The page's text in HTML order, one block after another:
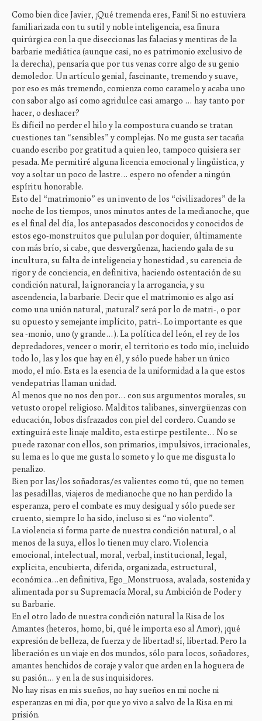
Como bien dice Javier, ¡Qué tremenda eres, Fani! Si no estuviera
familiarizada con tu sutil y noble inteligencia, esa finura
quirúrgica con la que diseccionas las falacias y mentiras de la
barbarie mediática (aunque casi, no es patrimonio exclusivo de
la derecha), pensaría que por tus venas corre algo de su genio
demoledor. Un artículo genial, fascinante, tremendo y suave,
por eso es más tremendo, comienza como caramelo y acaba uno
con sabor algo así como agridulce casi amargo … hay tanto por
hacer, o deshacer?
Es difícil no perder el hilo y la compostura cuando se tratan
cuestiones tan “sensibles” y complejas. No me gusta ser tacaña
cuando escribo por gratitud a quien leo, tampoco quisiera ser
pesada. Me permitiré alguna licencia emocional y lingüistica, y
voy a soltar un poco de lastre… espero no ofender a ningún
espíritu honorable.
Esto del “matrimonio” es un invento de los “civilizadores” de la
noche de los tiempos, unos minutos antes de la medianoche, que
es el final del día, los antepasados desconocidos y conocidos de
estos ego-monstruitos que pululan por doquier, últimamente
con más brío, si cabe, que desvergüenza, haciendo gala de su
incultura, su falta de inteligencia y honestidad , su carencia de
rigor y de conciencia, en definitiva, haciendo ostentación de su
condición natural, la ignorancia y la arrogancia, y su
ascendencia, la barbarie. Decir que el matrimonio es algo así
como una unión natural, ¡natural? será por lo de matri-, o por
su opuesto y semejante implícito, patri-. Lo importante es que
sea -monio, uno (y grande…). La política del león, el rey de los
depredadores, vencer o morir, el territorio es todo mío, incluido
todo lo, las y los que hay en él, y sólo puede haber un único
modo, el mío. Esta es la esencia de la uniformidad a la que estos
vendepatrias llaman unidad.
Al menos que no nos den por… con sus argumentos morales, su
vetusto oropel religioso. Malditos talibanes, sinvergüenzas con
educación, lobos disfrazados con piel del cordero. Cuando se
extinguirá este linaje maldito, esta estirpe pestilente… No se
puede razonar con ellos, son primarios, impulsivos, irracionales,
su lema es lo que me gusta lo someto y lo que me disgusta lo
penalizo.
Bien por las/los soñadoras/es valientes como tú, que no temen
las pesadillas, viajeros de medianoche que no han perdido la
esperanza, pero el combate es muy desigual y sólo puede ser
cruento, siempre lo ha sido, incluso si es “no violento”.
La violencia sí forma parte de nuestra condición natural, o al
menos de la suya, ellos lo tienen muy claro. Violencia
emocional, intelectual, moral, verbal, institucional, legal,
explícita, encubierta, diferida, organizada, estructural,
económica…en definitiva, Ego_Monstruosa, avalada, sostenida y
alimentada por su Supremacía Moral, su Ambición de Poder y
su Barbarie.
En el otro lado de nuestra condición natural la Risa de los
Amantes (heteros, homo, bi, qué le importa eso al Amor), ¡qué
expresión de belleza, de fuerza y de libertad! sí, libertad. Pero la
liberación es un viaje en dos mundos, sólo para locos, soñadores,
amantes henchidos de coraje y valor que arden en la hoguera de
su pasión… y en la de sus inquisidores.
No hay risas en mis sueños, no hay sueños en mi noche ni
esperanzas en mi día, por que yo vivo a salvo de la Risa en mi
prisión.